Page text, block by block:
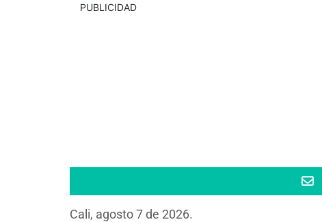
PUBLICIDAD
Cali, agosto 7 de 2026.